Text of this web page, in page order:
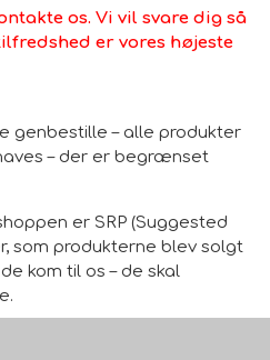
os. Vi vil svare dig så
er vores højeste
genbestille – alle produkter
– der er begrænset
er SRP (Suggested
som produkterne blev solgt
kom til os – de skal